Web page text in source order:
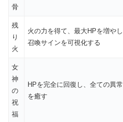
骨
残
り
火
火の力を得て、最大HPを増やし
召喚サインを可視化する
女
神
の
祝
福
HPを完全に回復し、全ての異常
を癒す